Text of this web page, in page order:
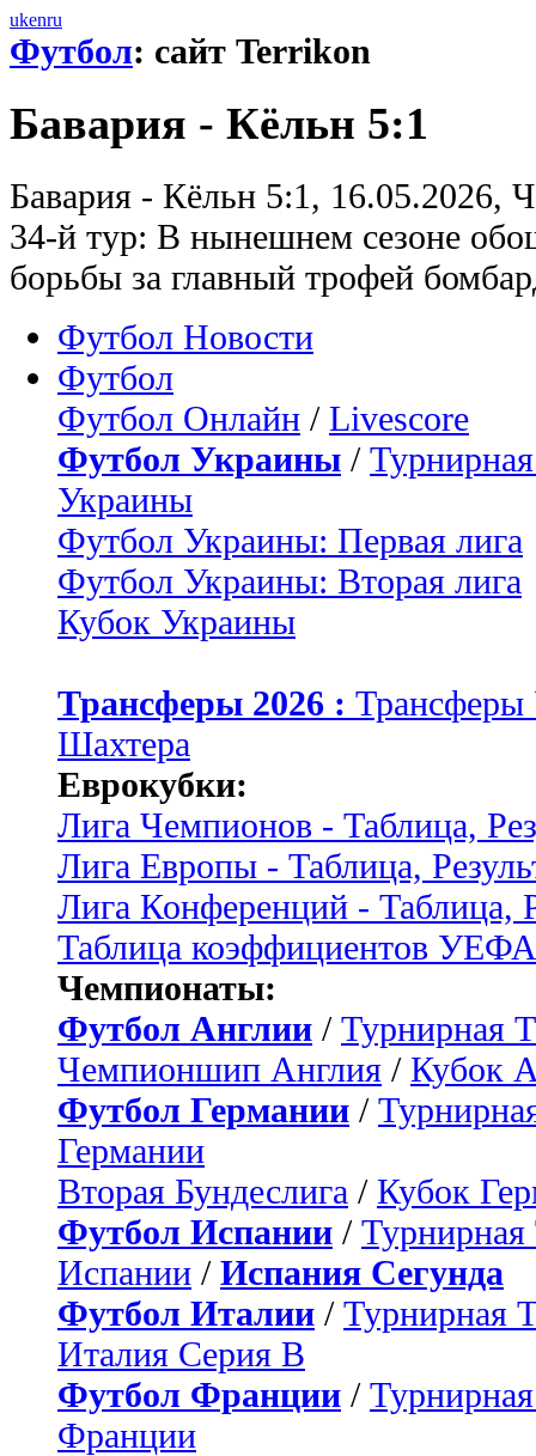
ukenru
Футбол: сайт Terrikon
Бавария - Кёльн 5:1
Бавария - Кёльн 5:1, 16.05.2026,
34-й тур: В нынешнем сезоне
борьбы за главный трофей
Футбол Новости
Футбол
Футбол Онлайн / Livescore
Футбол Украины /
Украины
Футбол Украины: Первая лига
Футбол Украины: Вторая лига
Кубок Украины
Трансферы 2026 :
Шахтера
Еврокубки:
Лига Чемпионов - Таблица,
Лига Европы - Таблица,
Лига Конференций - Таблица,
Таблица коэффициентов УЕФА
Чемпионаты:
Футбол Англии / Турнирная
Чемпионшип Англия / Кубок
Футбол Германии /
Германии
Вторая Бундеслига / Кубок
Футбол Испании / Турнирная
Испании / Испания Сегунда
Футбол Италии / Турнирная
Италия Серия B
Футбол Франции /
Франции